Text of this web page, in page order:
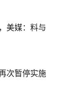
美媒：料与
次暂停实施